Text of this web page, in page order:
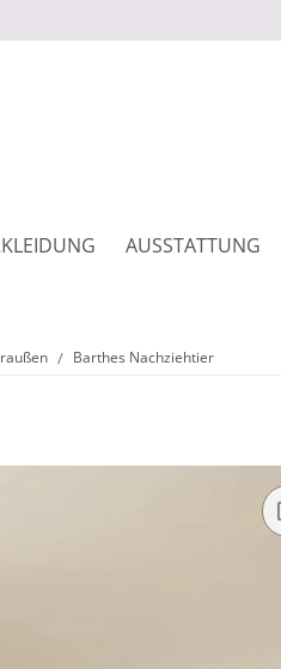
AUSSTATTUNG
Barthes Nachziehtier